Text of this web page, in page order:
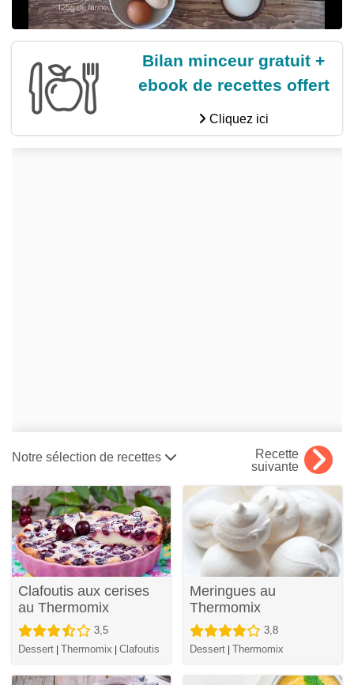
Bilan minceur gratuit +
ebook de recettes offert
Cliquez ici
Notre sélection de recettes
Recette
suivante
Clafoutis aux cerises
au Thermomix
3,5
Dessert Thermomix Clafoutis
Meringues au
Thermomix
3,8
Dessert Thermomix